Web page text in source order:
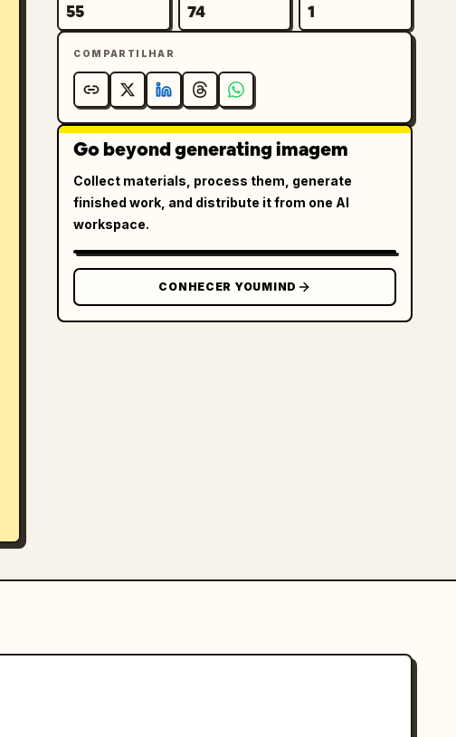
55 74 1
COMPARTILHAR
Go beyond generating imagem
Collect materials, process them, generate
finished work, and distribute it from one AI
workspace.
CONHECER YOUMIND